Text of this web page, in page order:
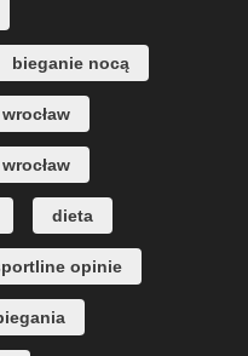
bieganie nocą
dieta
opinie